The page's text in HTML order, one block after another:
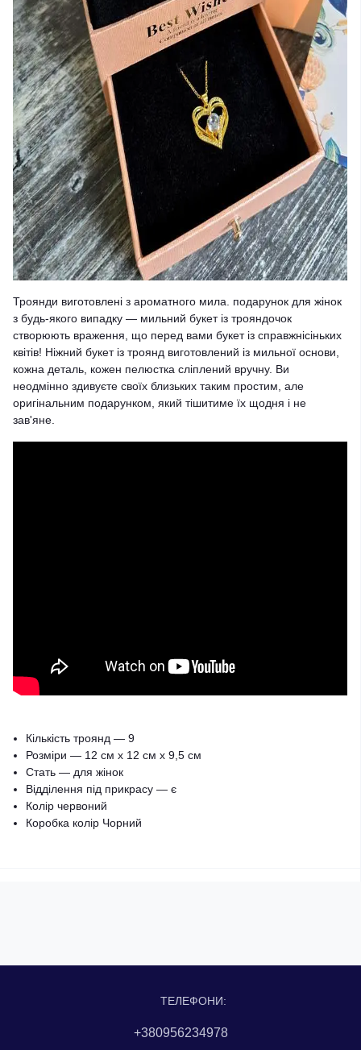
Троянди виготовлені з ароматного мила. подарунок для жінок
з будь-якого випадку — мильний букет із трояндочок
створюють враження, що перед вами букет із справжнісіньких
квітів! Ніжний букет із троянд виготовлений із мильної основи,
кожна деталь, кожен пелюстка сліплений вручну. Ви
неодмінно здивуєте своїх близьких таким простим, але
оригінальним подарунком, який тішитиме їх щодня і не
зав'яне.
Кількість троянд — 9
Розміри — 12 см х 12 см х 9,5 см
Стать — для жінок
Відділення під прикрасу — є
Колір червоний
Коробка колір Чорний
ТЕЛЕФОНИ:
+380956234978